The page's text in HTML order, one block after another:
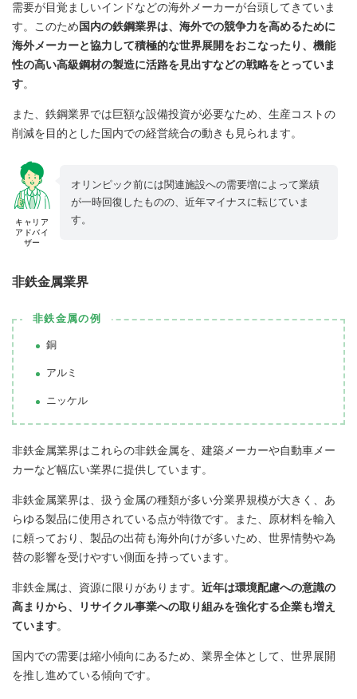
需要が目覚ましいインドなどの海外メーカーが台頭してきていま
す。このため国内の鉄鋼業界は、海外での競争力を高めるために
海外メーカーと協力して積極的な世界展開をおこなったり、機能
性の高い高級鋼材の製造に活路を見出すなどの戦略をとっていま
す。
また、鉄鋼業界では巨額な設備投資が必要なため、生産コストの
削減を目的とした国内での経営統合の動きも見られます。
キャリア
アドバイ
ザー
オリンピック前には関連施設への需要増によって業績
が一時回復したものの、近年マイナスに転じていま
す。
非鉄金属業界
非鉄金属の例
銅
アルミ
ニッケル
非鉄金属業界はこれらの非鉄金属を、建築メーカーや自動車メー
カーなど幅広い業界に提供しています。
非鉄金属業界は、扱う金属の種類が多い分業界規模が大きく、あ
らゆる製品に使用されている点が特徴です。また、原材料を輸入
に頼っており、製品の出荷も海外向けが多いため、世界情勢や為
替の影響を受けやすい側面を持っています。
非鉄金属は、資源に限りがあります。 近年は環境配慮への意識の
高まりから、リサイクル事業への取り組みを強化する企業も増え
ています。
国内での需要は縮小傾向にあるため、業界全体として、世界展開
を推し進めている傾向です。